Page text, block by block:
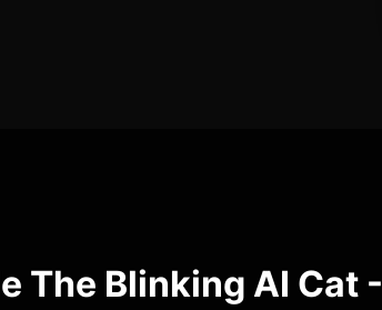
The Blinking AI Cat -